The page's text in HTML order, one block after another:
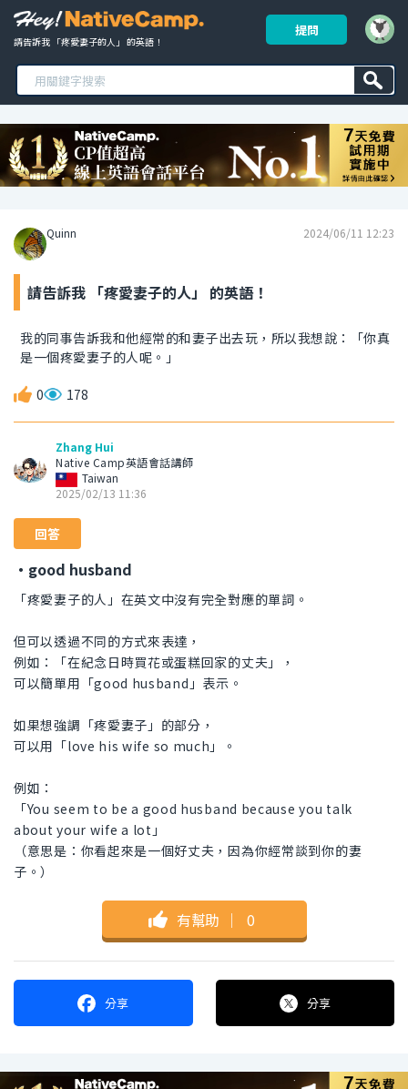
請告訴我 「疼愛妻子的人」 的英語！
提問
Quinn 2024/06/11 12:23
請告訴我 「疼愛妻子的人」 的英語！
我的同事告訴我和他經常的和妻子出去玩，所以我想說：「你真
是一個疼愛妻子的人呢。」
0 178
Zhang Hui
Native Camp英語會話講師
Taiwan
2025/02/13 11:36
回答
・good husband
「疼愛妻子的人」在英文中沒有完全對應的單詞。
但可以透過不同的方式來表達，
例如：「在紀念日時買花或蛋糕回家的丈夫」，
可以簡單用「good husband」表示。
如果想強調「疼愛妻子」的部分，
可以用「love his wife so much」。
例如：
「You seem to be a good husband because you talk
about your wife a lot」
（意思是：你看起來是一個好丈夫，因為你經常談到你的妻
子。）
有幫助 ｜ 0
分享 分享